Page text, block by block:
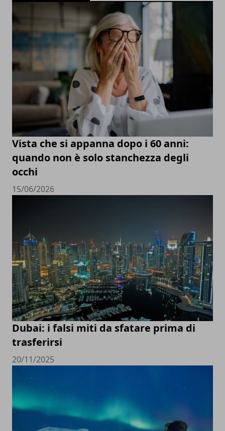
Vista che si appanna dopo i 60 anni:
quando non è solo stanchezza degli
occhi
15/06/2026
Dubai: i falsi miti da sfatare prima di
trasferirsi
20/11/2025